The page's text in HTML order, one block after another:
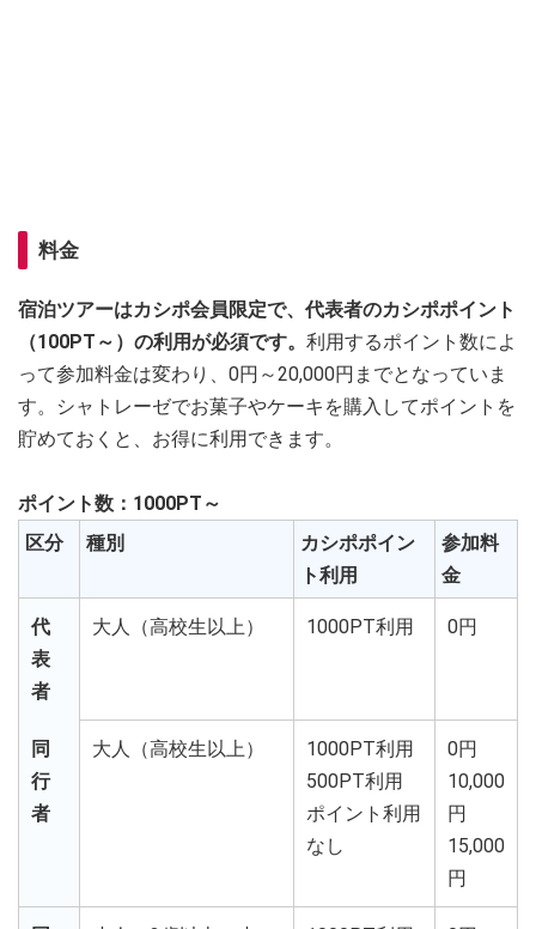
料金
宿泊ツアーはカシポ会員限定で、代表者のカシポポイント
（100PT～）の利用が必須です。 利用するポイント数によ
って参加料金は変わり、0円～20,000円までとなっていま
す。シャトレーゼでお菓子やケーキを購入してポイントを
貯めておくと、お得に利用できます。
ポイント数：1000PT～
区分
種別
カシポポイン
ト利用
参加料
金
代
表
者
大人（高校生以上） 1000PT利用 0円
同
行
者
大人（高校生以上）
1000PT利用
500PT利用
ポイント利用
なし
0円
10,000
円
15,000
円